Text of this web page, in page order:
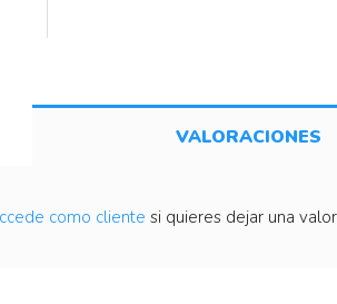
VALORACIONES
como cliente si quieres dejar una